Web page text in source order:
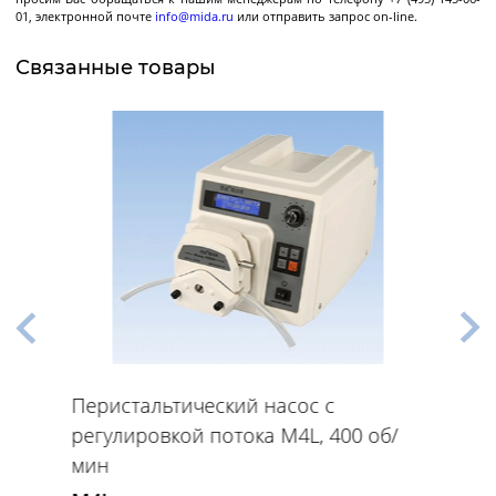
взрывозащищенном исполнении
Трикантерные центрифуги для разделения
трех-фазных смесей
Малые декантеры
Ректификационное
оборудование
Ректификационные колонны периодического
действия
Лабораторные ректификационные колонны
01, электронной почте info@mida.ru или отправить запрос on-line.
Связанные товары
Перистальтический насос с
регулировкой потока M4L, 400 об/
мин